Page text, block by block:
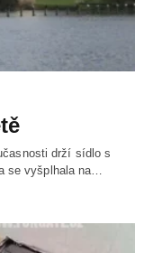
drží sídlo s
se vyšplhala na…